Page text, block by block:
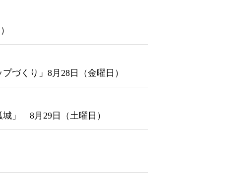
づくり」8月28日（金曜日）
」 8月29日（土曜日）